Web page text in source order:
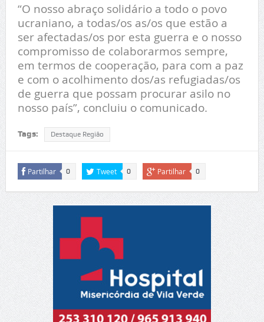
“O nosso abraço solidário a todo o povo
ucraniano, a todas/os as/os que estão a
ser afectadas/os por esta guerra e o nosso
compromisso de colaborarmos sempre,
em termos de cooperação, para com a paz
e com o acolhimento dos/as refugiadas/os
de guerra que possam procurar asilo no
nosso país”, concluiu o comunicado.
Tags: Destaque Região
Partilhar 0 Tweet 0 Partilhar 0